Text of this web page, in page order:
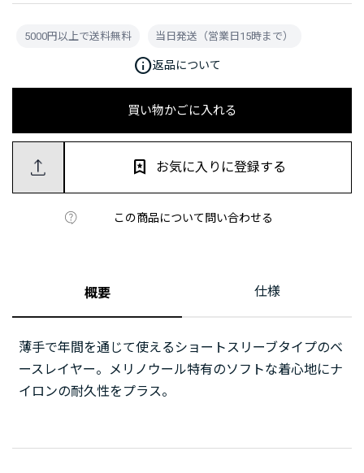
買い物かごに入れる
この商品について問い合わせる
お気に入りに登録する
5000円以上で送料無料 当日発送（営業日15時まで）
info返品について
概要 仕様
薄手で年間を通じて使えるショートスリーブタイプのベ
ースレイヤー。メリノウール特有のソフトな着心地にナ
イロンの耐久性をプラス。